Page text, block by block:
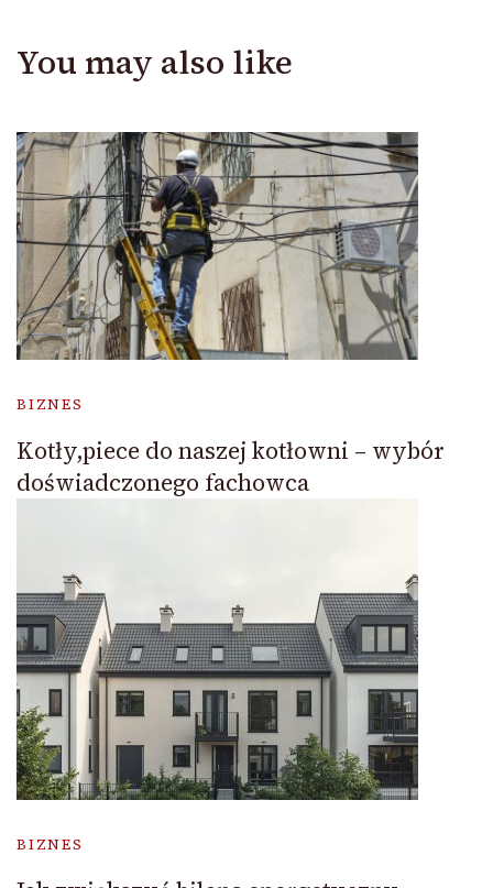
You may also like
BIZNES
Kotły,piece do naszej kotłowni – wybór
doświadczonego fachowca
BIZNES